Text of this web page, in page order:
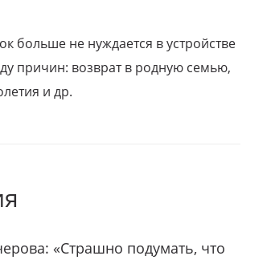
больше не нуждается в устройстве
причин: возврат в родную семью,
и др.
«Страшно подумать, что